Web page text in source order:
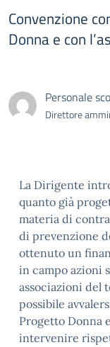
Convenzione
Donna e con
Personale
Direttore
La Dirigente
quanto già
materia di
di prevenzione
ottenuto un
in campo azioni
associazioni del
possibile
Progetto Donna
intervenire